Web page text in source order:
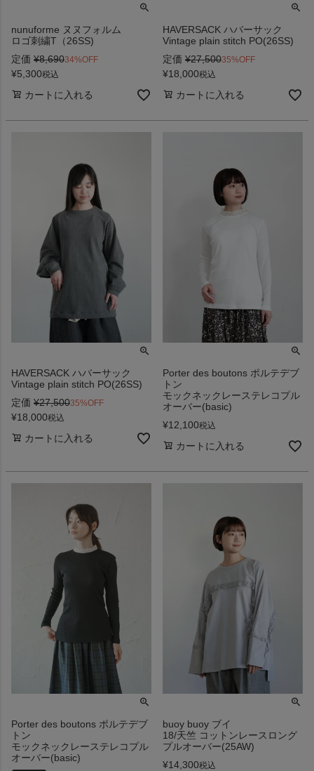
nunuforme ヌヌフォルム
ロゴ刺繍T（26SS)
定価 ¥8,69034%OFF
¥5,300税込
カートに入れる
HAVERSACK ハバーサック
Vintage plain stitch PO(26SS)
定価 ¥27,50035%OFF
¥18,000税込
カートに入れる
HAVERSACK ハバーサック
Vintage plain stitch PO(26SS)
定価 ¥27,50035%OFF
¥18,000税込
カートに入れる
Porter des boutons ポルテデブ
トン
モックネックレーステレコプル
オーバー(basic)
¥12,100税込
カートに入れる
Porter des boutons ポルテデブ
トン
モックネックレーステレコプル
オーバー(basic)
buoy buoy ブイ
18/天竺 コットンレースロング
プルオーバー(25AW)
¥14,300税込